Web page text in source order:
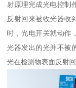
射原理完成光电控制
反射回来被收光器收
时，光电开关就动作
光器发出的光并不被
光在检测物表面反射